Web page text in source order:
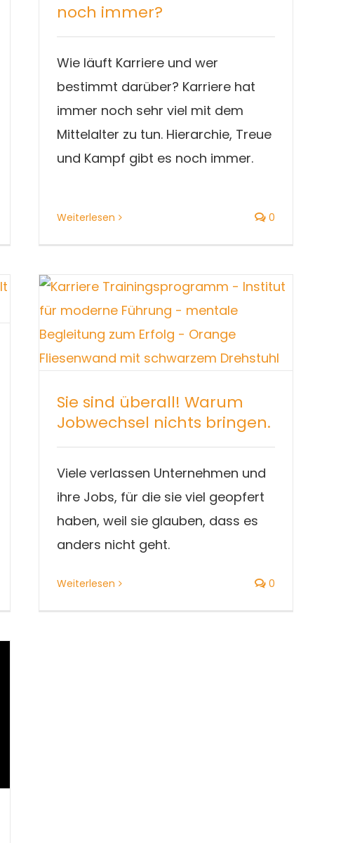
noch immer?
Wie läuft Karriere und wer
bestimmt darüber? Karriere hat
immer noch sehr viel mit dem
Mittelalter zu tun. Hierarchie, Treue
und Kampf gibt es noch immer.
Weiterlesen 0
Sie sind überall! Warum
Jobwechsel nichts bringen.
Viele verlassen Unternehmen und
ihre Jobs, für die sie viel geopfert
haben, weil sie glauben, dass es
anders nicht geht.
Weiterlesen 0